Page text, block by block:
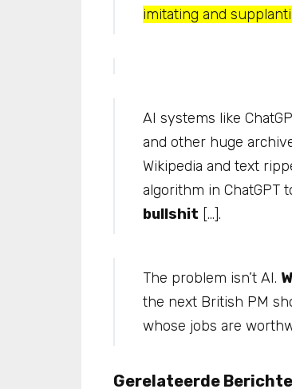
imitating and
AI systems like
and other huge
Wikipedia and text
algorithm in ChatGPT
bullshit […].
The problem isn’t AI.
the next British PM
whose jobs are
Gerelateerde